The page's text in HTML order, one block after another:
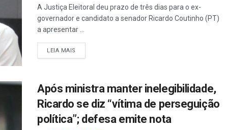
A Justiça Eleitoral deu prazo de três dias para o ex-
governador e candidato a senador Ricardo Coutinho (PT)
a apresentar ...
LEIA MAIS
Após ministra manter inelegibilidade,
Ricardo se diz “vítima de perseguição
política”; defesa emite nota